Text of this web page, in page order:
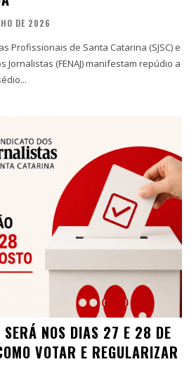
DE 2026
Profissionais de Santa Catarina (SJSC) e
Jornalistas (FENAJ) manifestam repúdio a
SERÁ NOS DIAS 27 E 28 DE
VOTAR E REGULARIZAR